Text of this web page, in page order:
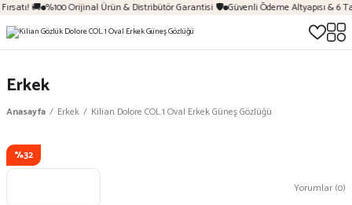
🚚 %100 Orijinal Ürün & Distribütör Garantisi 🛡️ Güvenli Ödeme Altyapısı & 6
Erkek
Anasayfa Erkek Kilian Dolore COL.1 Oval Erkek Güneş Gözlüğü
%32
Yorumlar (0)